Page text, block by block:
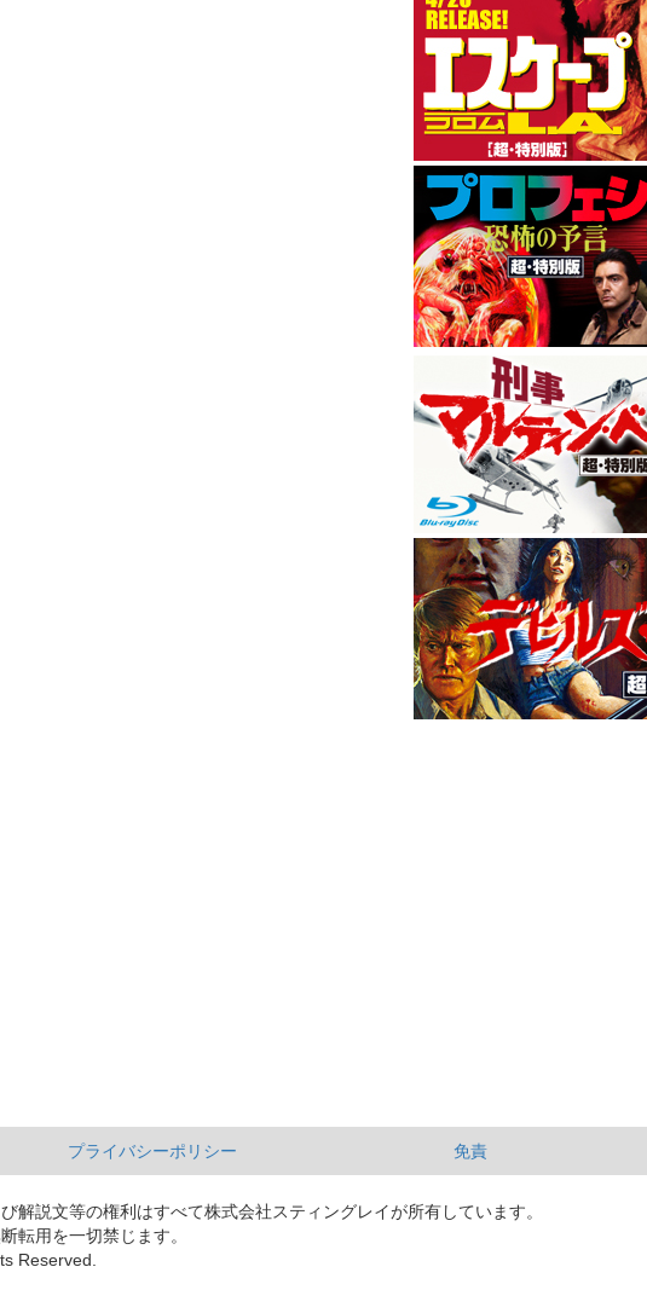
プライバシーポリシー 免責
解説文等の権利はすべて株式会社スティングレイが所有しています。
転用を一切禁じます。
Reserved.